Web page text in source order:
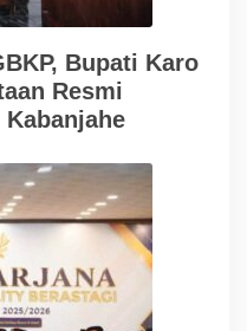
Bupati Karo
Resmi
Kabanjahe